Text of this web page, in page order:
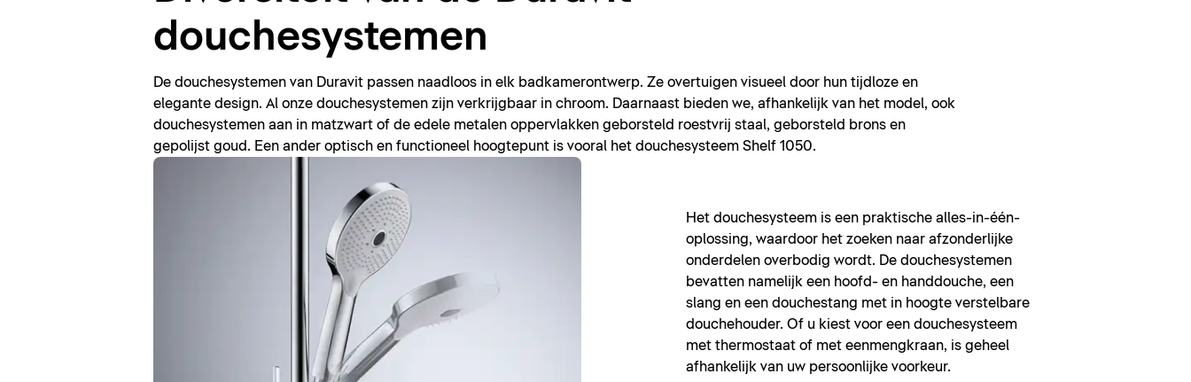
douchesystemen
De douchesystemen van Duravit passen naadloos in elk badkamerontwerp. Ze overtuigen visueel door hun tijdloze en
elegante design. Al onze douchesystemen zijn verkrijgbaar in chroom. Daarnaast bieden we, afhankelijk van het model, ook
douchesystemen aan in matzwart of de edele metalen oppervlakken geborsteld roestvrij staal, geborsteld brons en
gepolijst goud. Een ander optisch en functioneel hoogtepunt is vooral het douchesysteem Shelf 1050.
Het douchesysteem is een praktische alles-in-één-
oplossing, waardoor het zoeken naar afzonderlijke
onderdelen overbodig wordt. De douchesystemen
bevatten namelijk een hoofd- en handdouche, een
slang en een douchestang met in hoogte verstelbare
douchehouder. Of u kiest voor een douchesysteem
met thermostaat of met eenmengkraan, is geheel
afhankelijk van uw persoonlijke voorkeur.